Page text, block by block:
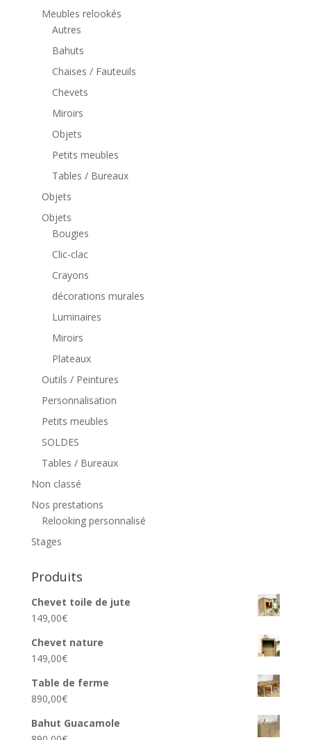
Meubles relookés
Autres
Bahuts
Chaises / Fauteuils
Chevets
Miroirs
Objets
Petits meubles
Tables / Bureaux
Objets
Objets
Bougies
Clic-clac
Crayons
décorations murales
Luminaires
Miroirs
Plateaux
Outils / Peintures
Personnalisation
Petits meubles
SOLDES
Tables / Bureaux
Non classé
Nos prestations
Relooking personnalisé
Stages
Produits
Chevet toile de jute
149,00€
Chevet nature
149,00€
Table de ferme
890,00€
Bahut Guacamole